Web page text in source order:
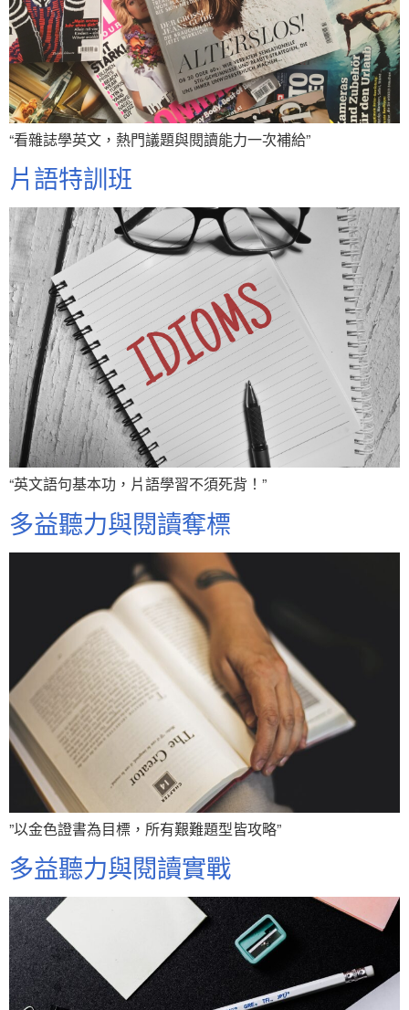
“看雜誌學英文，熱門議題與閱讀能力一次補給”
片語特訓班
“英文語句基本功，片語學習不須死背！”
多益聽力與閱讀奪標
”以金色證書為目標，所有艱難題型皆攻略”
多益聽力與閱讀實戰